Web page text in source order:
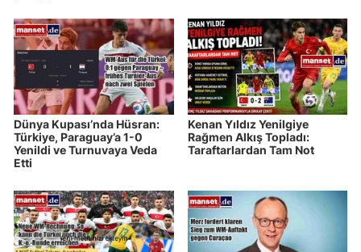
Dünya Kupası’nda Hüsran:
Türkiye, Paraguay’a 1-0
Yenildi ve Turnuvaya Veda
Etti
Kenan Yıldız Yenilgiye
Rağmen Alkış Topladı:
Taraftarlardan Tam Not